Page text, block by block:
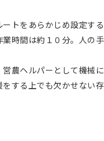
トをあらかじめ設定す
時間は約１０分。人の
農ヘルパーとして機械
をする上でも欠かせない